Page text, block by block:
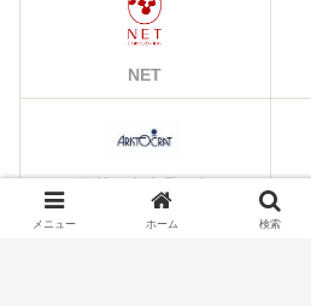
NET
アリストクラート
メニュー ホーム 検索